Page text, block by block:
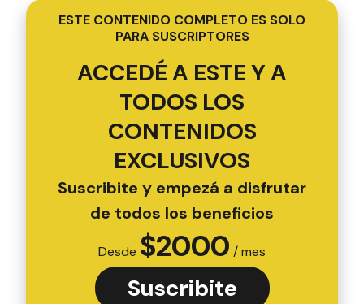
ESTE CONTENIDO COMPLETO ES SOLO
PARA SUSCRIPTORES
ACCEDÉ A ESTE Y A
TODOS LOS
CONTENIDOS
EXCLUSIVOS
Suscribite y empezá a disfrutar
de todos los beneficios
Desde $2000 / mes
Suscribite